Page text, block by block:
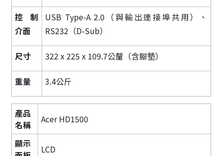
控制
介面
USB Type-A 2.0（與輸出連接埠共用）、
RS232（D-Sub）
尺寸 322 x 225 x 109.7公釐（含腳墊）
重量 3.4公斤
產品
名稱
Acer HD1500
顯示
LCD